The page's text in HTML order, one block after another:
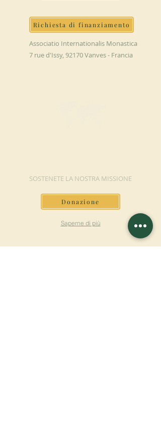
Richiesta di finanziamento
Associatio Internationalis Monastica
7 rue d'Issy, 92170 Vanves - Francia
SOSTENETE LA NOSTRA MISSIONE
Donazione
Saperne di più